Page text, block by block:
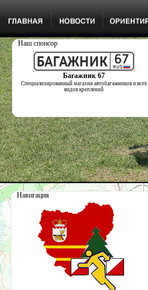
Наш спонсор
Багажник 67
Специализированный магазин автобагажников и всех
видов креплений
Навигация